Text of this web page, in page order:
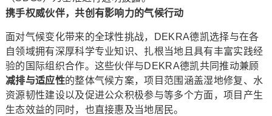
携手权威伙伴，共创有影响力的气候行动
面对气候变化带来的全球性挑战，DEKRA德凯选择与在各
自领域拥有深厚科学专业知识、扎根当地且具有丰富实践经
验的国际组织合作。这些伙伴与DEKRA德凯共同推动兼顾
减排与适应性的整体气候方案，项目范围涵盖湿地修复、水
资源韧性建设以及促进公众积极参与等多个方面，项目产生
生态效益的同时，也直接惠及当地居民。